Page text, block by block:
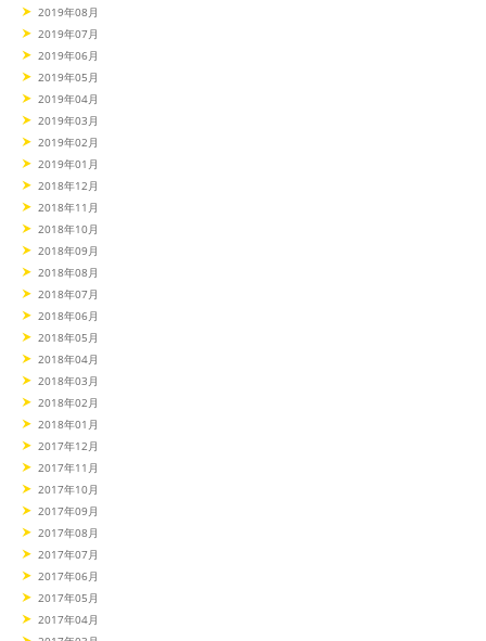
2019年08月
2019年07月
2019年06月
2019年05月
2019年04月
2019年03月
2019年02月
2019年01月
2018年12月
2018年11月
2018年10月
2018年09月
2018年08月
2018年07月
2018年06月
2018年05月
2018年04月
2018年03月
2018年02月
2018年01月
2017年12月
2017年11月
2017年10月
2017年09月
2017年08月
2017年07月
2017年06月
2017年05月
2017年04月